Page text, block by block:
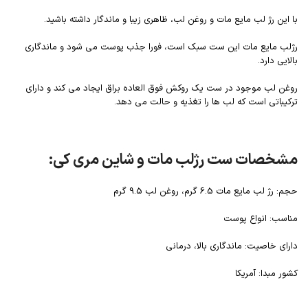
با این رژ لب مایع مات و روغن لب، ظاهری زیبا و ماندگار داشته باشید.
رژلب مایع مات این ست سبک است، فورا جذب پوست می شود و ماندگاری
بالایی دارد.
روغن لب موجود در ست یک روکش فوق العاده براق ایجاد می کند و دارای
ترکیباتی است که لب ها را تغذیه و حالت می دهد.
مشخصات ست رژلب مات و شاین مری کی:
حجم: رژ لب مایع مات 6.5 گرم، روغن لب 9.5 گرم
مناسب: انواع پوست
دارای خاصیت: ماندگاری بالا، درمانی
کشور مبدا: آمریکا